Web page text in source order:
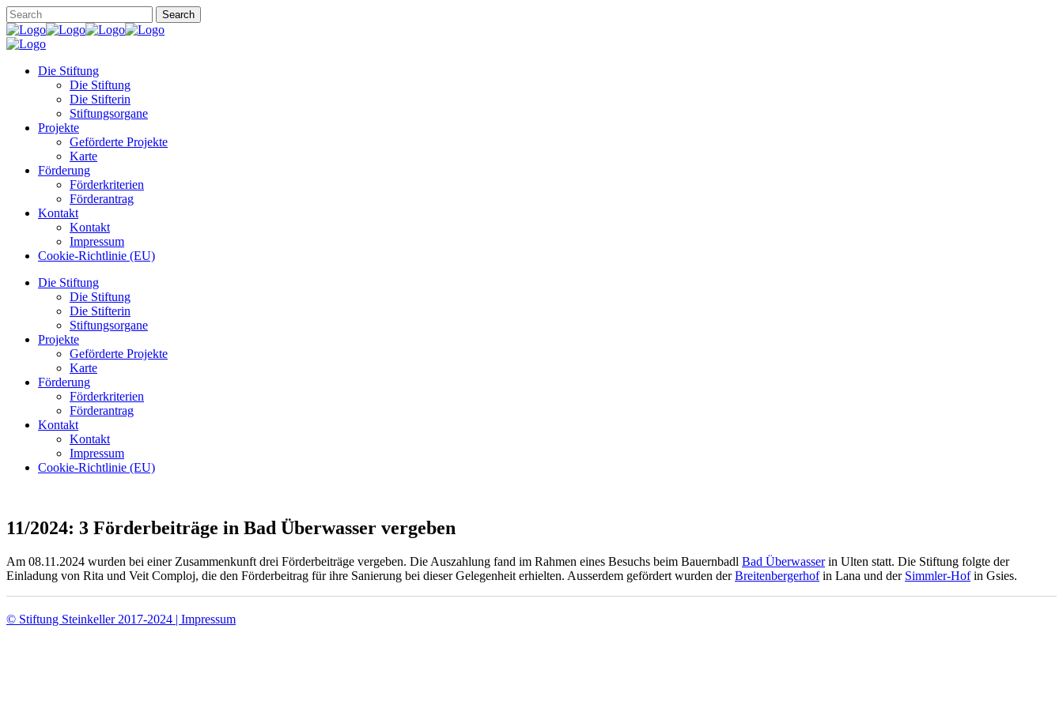
Die Stiftung
Die Stiftung
Die Stifterin
Stiftungsorgane
Projekte
Geförderte Projekte
Karte
Förderung
Förderkriterien
Förderantrag
Kontakt
Kontakt
Impressum
Cookie-Richtlinie (EU)
Die Stiftung
Die Stiftung
Die Stifterin
Stiftungsorgane
Projekte
Geförderte Projekte
Karte
Förderung
Förderkriterien
Förderantrag
Kontakt
Kontakt
Impressum
Cookie-Richtlinie (EU)
11/2024: 3 Förderbeiträge in Bad Überwasser vergeben
Am 08.11.2024 wurden bei einer Zusammenkunft drei Förderbeiträge vergeben. Die Auszahlung fand im Rahmen eines Besuchs beim Bauernbadl Bad Überwasserin Ulten statt. Die Stiftung folgte der
Einladung von Rita und Veit Comploj, die den Förderbeitrag für ihre Sanierung bei dieser Gelegenheit erhielten. Ausserdem gefördert wurden derBreitenbergerhofin Lana und der Simmler-Hofin Gsies.
© Stiftung Steinkeller 2017-2024 | Impressum